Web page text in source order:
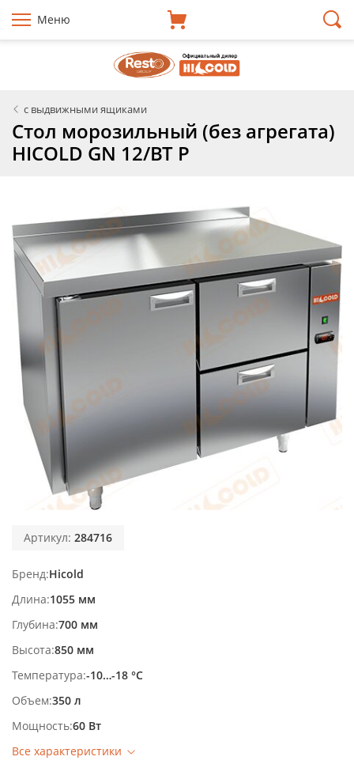
Меню
с выдвижными ящиками
Стол морозильный (без агрегата)
HICOLD GN 12/BT P
Артикул: 284716
Бренд Hicold
Длина 1055 мм
Глубина 700 мм
Высота 850 мм
Температура -10…-18 °С
Объем 350 л
Мощность 60 Вт
Все характеристики